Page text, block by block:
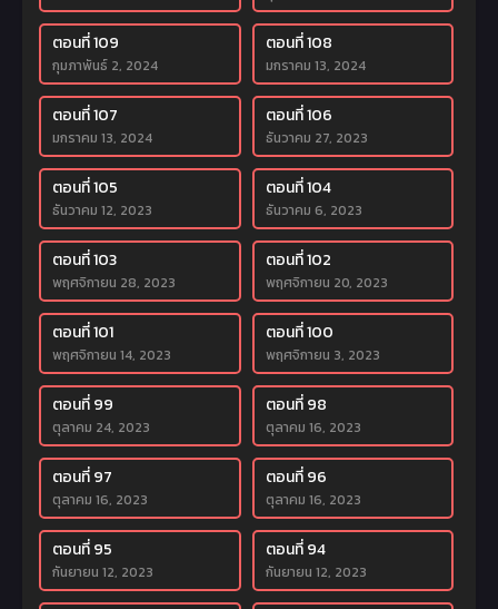
ตอนที่ 109
กุมภาพันธ์ 2, 2024
ตอนที่ 108
มกราคม 13, 2024
ตอนที่ 107
มกราคม 13, 2024
ตอนที่ 106
ธันวาคม 27, 2023
ตอนที่ 105
ธันวาคม 12, 2023
ตอนที่ 104
ธันวาคม 6, 2023
ตอนที่ 103
พฤศจิกายน 28, 2023
ตอนที่ 102
พฤศจิกายน 20, 2023
ตอนที่ 101
พฤศจิกายน 14, 2023
ตอนที่ 100
พฤศจิกายน 3, 2023
ตอนที่ 99
ตุลาคม 24, 2023
ตอนที่ 98
ตุลาคม 16, 2023
ตอนที่ 97
ตุลาคม 16, 2023
ตอนที่ 96
ตุลาคม 16, 2023
ตอนที่ 95
กันยายน 12, 2023
ตอนที่ 94
กันยายน 12, 2023